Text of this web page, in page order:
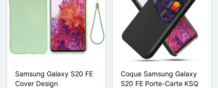
Samsung Galaxy S20 FE
Cover Design
Coque Samsung Galaxy
S20 FE Porte-Carte KSQ